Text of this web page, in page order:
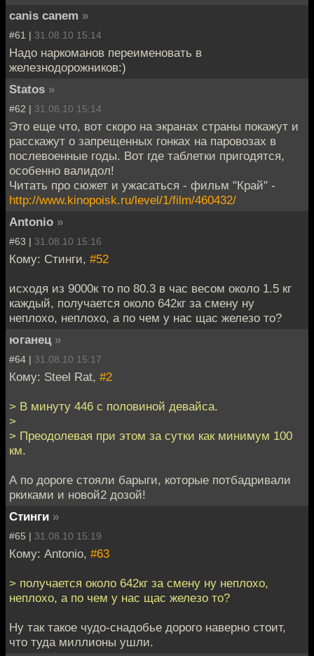
canis canem »
#61 | 31.08.10 15:14
Надо наркоманов переименовать в
железнодорожников:)
Statos »
#62 | 31.08.10 15:14
Это еще что, вот скоро на экранах страны покажут и
расскажут о запрещенных гонках на паровозах в
послевоенные годы. Вот где таблетки пригодятся,
особенно валидол!
Читать про сюжет и ужасаться - фильм "Край" -
http://www.kinopoisk.ru/level/1/film/460432/
Antonio »
#63 | 31.08.10 15:16
Кому: Стинги, #52
исходя из 9000к то по 80.3 в час весом около 1.5 кг
каждый, получается около 642кг за смену ну
неплохо, неплохо, а по чем у нас щас железо то?
юганец »
#64 | 31.08.10 15:17
Кому: Steel Rat, #2
> В минуту 446 с половиной девайса.
>
> Преодолевая при этом за сутки как минимум 100
км.
А по дороге стояли барыги, которые потбадривали
ркиками и новой2 дозой!
Стинги »
#65 | 31.08.10 15:19
Кому: Antonio, #63
> получается около 642кг за смену ну неплохо,
неплохо, а по чем у нас щас железо то?
Ну так такое чудо-снадобье дорого наверно стоит,
что туда миллионы ушли.